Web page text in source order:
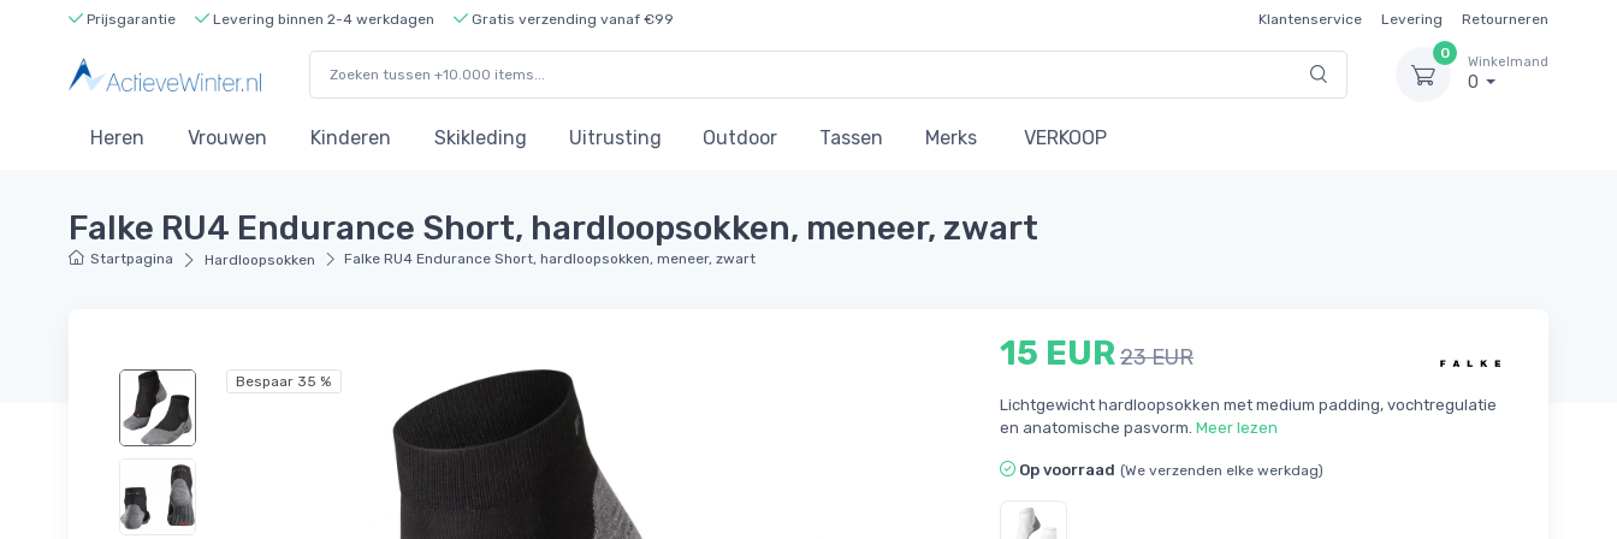
Prijsgarantie Levering binnen 2-4 werkdagen Gratis verzending vanaf €99 Klantenservice Levering
Retourneren
0
Winkelmand
0
Heren Vrouwen Kinderen Skikleding Uitrusting Outdoor Tassen Merks VERKOOP
Falke RU4 Endurance Short, hardloopsokken, meneer, zwart
Startpagina Hardloopsokken Falke RU4 Endurance Short, hardloopsokken, meneer, zwart
Bespaar 35 %
15 EUR23 EUR
Lichtgewicht hardloopsokken met medium padding, vochtregulatie
en anatomische pasvorm. Meer lezen
Op voorraad (We verzenden elke werkdag)